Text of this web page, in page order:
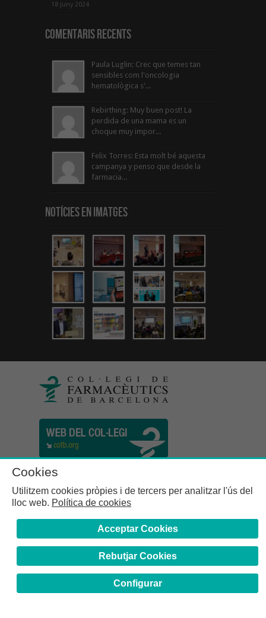
18 juny 2024
Comentaris Recents
Paula Luglin: Crec que temes tan
sensibles com l'oncologia
hematològica s'...
Rebirthing: Muy buen post! La
perdida de una mama es un
choque muy impor...
Felix Torres: Esta molt bé aquesta
campanya y penso que desde la
farmacia...
Notícies en Imatges
Cookies
Utilitzem cookies pròpies i de tercers per analitzar l'ús del
lloc web. Política de cookies
Acceptar Cookies
Rebutjar Cookies
Configurar